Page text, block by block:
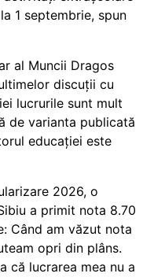
1 septembrie, spun
al Muncii Dragos
discuții cu
lucrurile sunt mult
de varianta publicată
educației este
2026, o
a primit nota 8.70
Când am văzut nota
opri din plâns.
că lucrarea mea nu a